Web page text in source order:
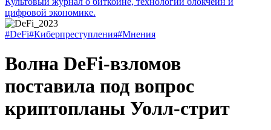
цифровой экономике.
#DeFi#Киберпреступления#Мнения
Волна DeFi-взломов
поставила под вопрос
криптопланы Уолл-стрит